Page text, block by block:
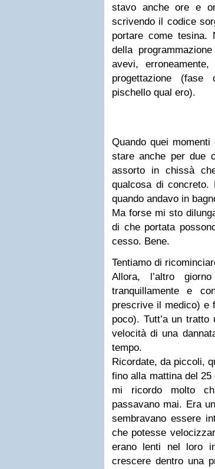
stavo anche ore e
scrivendo il codice
portare come
della
avevi,
progettazione (fase
pischello qual ero).
Quando quei
stare anche per due
assorto in chissà
qualcosa di concreto.
quando andavo in
Ma forse mi sto
di che portata
cesso. Bene.
Tentiamo di
Allora, l’altro
tranquillamente e
prescrive il medico) e
poco). Tutt’a un
velocità di una
tempo.
Ricordate, da piccoli,
fino alla mattina del
mi ricordo molto
passavano mai. Era
sembravano essere
che potesse
erano lenti nel loro
crescere dentro una